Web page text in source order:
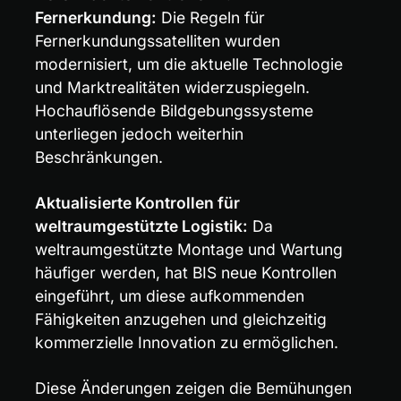
Fernerkundung: Die Regeln für
Fernerkundungssatelliten wurden
modernisiert, um die aktuelle Technologie
und Marktrealitäten widerzuspiegeln.
Hochauflösende Bildgebungssysteme
unterliegen jedoch weiterhin
Beschränkungen.
Aktualisierte Kontrollen für
weltraumgestützte Logistik: Da
weltraumgestützte Montage und Wartung
häufiger werden, hat BIS neue Kontrollen
eingeführt, um diese aufkommenden
Fähigkeiten anzugehen und gleichzeitig
kommerzielle Innovation zu ermöglichen.
Diese Änderungen zeigen die Bemühungen